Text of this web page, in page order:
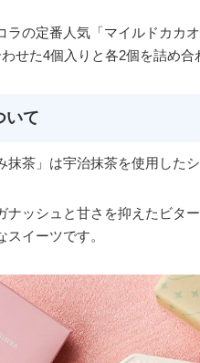
ラの定番人気「マイルドカカ
せた4個入りと各2個を詰め
いて
茶」は宇治抹茶を使用したシ
ナッシュと甘さを抑えたビタ
イーツです。